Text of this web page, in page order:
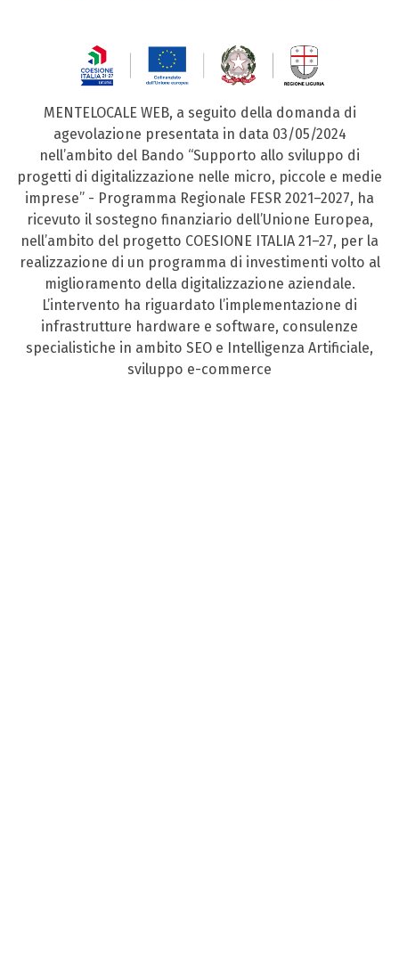
MENTELOCALE WEB, a seguito della domanda di
agevolazione presentata in data 03/05/2024
nell’ambito del Bando “Supporto allo sviluppo di
progetti di digitalizzazione nelle micro, piccole e medie
imprese” - Programma Regionale FESR 2021–2027, ha
ricevuto il sostegno finanziario dell’Unione Europea,
nell’ambito del progetto COESIONE ITALIA 21–27, per la
realizzazione di un programma di investimenti volto al
miglioramento della digitalizzazione aziendale.
L’intervento ha riguardato l’implementazione di
infrastrutture hardware e software, consulenze
specialistiche in ambito SEO e Intelligenza Artificiale,
sviluppo e-commerce